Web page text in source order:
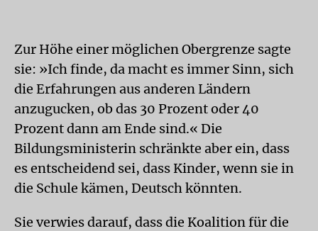
Zur Höhe einer möglichen Obergrenze sagte
sie: »Ich finde, da macht es immer Sinn, sich
die Erfahrungen aus anderen Ländern
anzugucken, ob das 30 Prozent oder 40
Prozent dann am Ende sind.« Die
Bildungsministerin schränkte aber ein, dass
es entscheidend sei, dass Kinder, wenn sie in
die Schule kämen, Deutsch könnten.
Sie verwies darauf, dass die Koalition für die